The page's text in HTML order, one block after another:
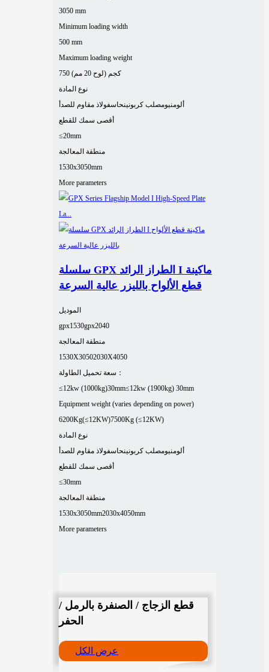
3050 mm
Minimum loading width
500 mm
Maximum loading weight
750 كجم (لوح 20 مم)
نوع المادة
ألومنيومصلب كربونينحاسفولاذ مقاوم للصدأ
أقصى سمك للقطع
≤20mm
منطقة المعالجة
1530x3050mm
More parameters
سلسلة GPX الطراز الرائد I ماكينة
قطع الألواح بالليزر عالية السرعة
الموديل
gpx1530gpx2040
منطقة المعالجة
1530X30502030X4050
سعة تحميل الطاولة：
≤12kw (1000kg)30mm≤12kw (1900kg) 30mm
Equipment weight (varies depending on power)
6200Kg(≤12KW)7500Kg (≤12KW)
نوع المادة
ألومنيومصلب كربونينحاسفولاذ مقاوم للصدأ
أقصى سمك للقطع
≤30mm
منطقة المعالجة
1530x3050mm2030x4050mm
More parameters
قطع الزجاج / الصنفرة بالرمل /
الحفر
عرض الكل